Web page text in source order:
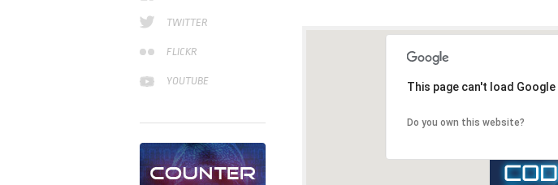
TWITTER
FLICKR
YOUTUBE
This page can't load
Do you own this website?